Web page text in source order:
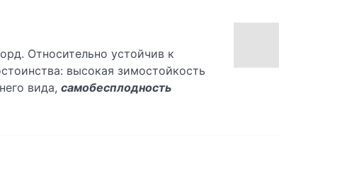
Относительно устойчив к
высокая зимостойкость
вида, самобесплодность